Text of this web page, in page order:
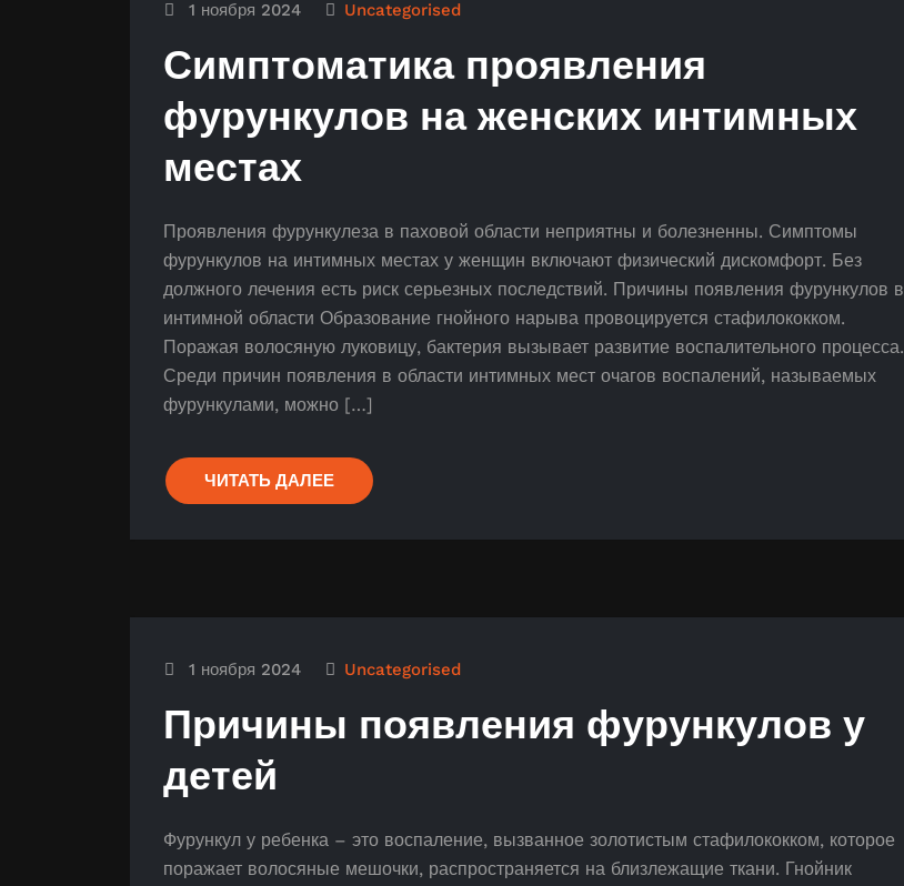
1 ноября 2024 Uncategorised
Симптоматика проявления
фурункулов на женских интимных
местах
Проявления фурункулеза в паховой области неприятны и болезненны. Симптомы
фурункулов на интимных местах у женщин включают физический дискомфорт. Без
должного лечения есть риск серьезных последствий. Причины появления фурункулов в
интимной области Образование гнойного нарыва провоцируется стафилококком.
Поражая волосяную луковицу, бактерия вызывает развитие воспалительного процесса.
Среди причин появления в области интимных мест очагов воспалений, называемых
фурункулами, можно […]
ЧИТАТЬ ДАЛЕЕ
1 ноября 2024 Uncategorised
Причины появления фурункулов у
детей
Фурункул у ребенка – это воспаление, вызванное золотистым стафилококком, которое
поражает волосяные мешочки, распространяется на близлежащие ткани. Гнойник